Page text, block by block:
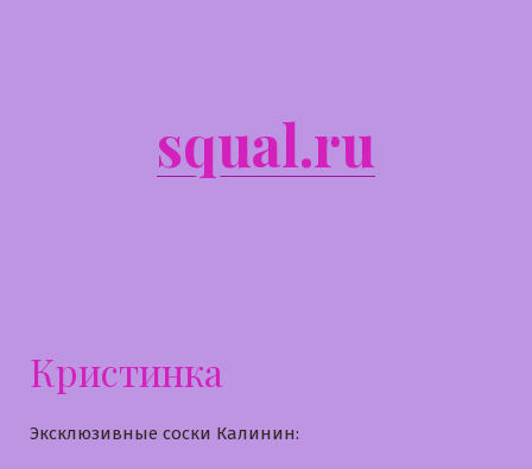
squal.ru
Кристинка
Эксклюзивные соски Калинин: